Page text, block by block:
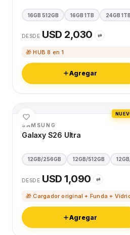
16GB 512GB 16GB 1TB 24GB 1TB
DESDE USD 2,030 ⇄
🎁 HUB 8 en 1
Agregar
SAMSUNG
Galaxy S26 Ultra
12GB/256GB 12GB/512GB
DESDE USD 1,090 ⇄
🎁 Cargador original + Funda +
Agregar